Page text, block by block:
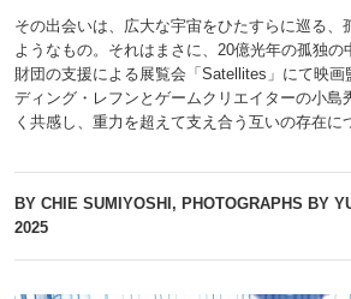
その出会いは、広大な宇宙をひたすらに巡る、
ようなもの。それはまさに、20億光年の孤独
財団の支援による展覧会「Satellites」にて映画
ディング・レフンとゲームクリエイターの小島
く共感し、重力を超えて支え合う互いの存在に
BY CHIE SUMIYOSHI, PHOTOGRAPHS BY
2025